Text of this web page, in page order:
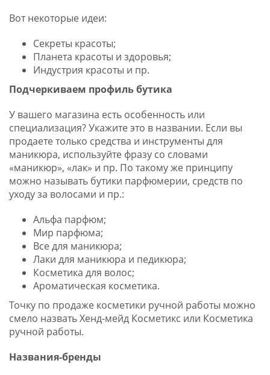
Вот некоторые идеи:
Секреты красоты;
Планета красоты и здоровья;
Индустрия красоты и пр.
Подчеркиваем профиль бутика
У вашего магазина есть особенность или
специализация? Укажите это в названии. Если вы
продаете только средства и инструменты для
маникюра, используйте фразу со словами
«маникюр», «лак» и пр. По такому же принципу
можно называть бутики парфюмерии, средств по
уходу за волосами и пр.:
Альфа парфюм;
Мир парфюма;
Все для маникюра;
Лаки для маникюра и педикюра;
Косметика для волос;
Ароматическая косметика.
Точку по продаже косметики ручной работы можно
смело назвать Хенд-мейд Косметикс или Косметика
ручной работы.
Названия-бренды